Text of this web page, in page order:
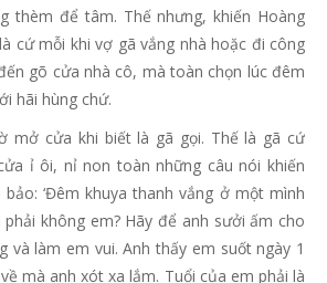
thèm để tâm. Thế nhưng, khiến Hoàng
cứ mỗi khi vợ gã vắng nhà hoặc đi công
gõ cửa nhà cô, mà toàn chọn lúc đêm
hãi hùng chứ.
mở cửa khi biết là gã gọi. Thế là gã cứ
ỉ ôi, nỉ non toàn những câu nói khiến
‘Đêm khuya thanh vắng ở một mình
không em? Hãy để anh sưởi ấm cho
và làm em vui. Anh thấy em suốt ngày 1
mà anh xót xa lắm. Tuổi của em phải là